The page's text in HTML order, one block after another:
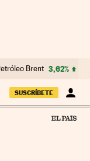
Brent 3,62%
SUSCRÍBETE